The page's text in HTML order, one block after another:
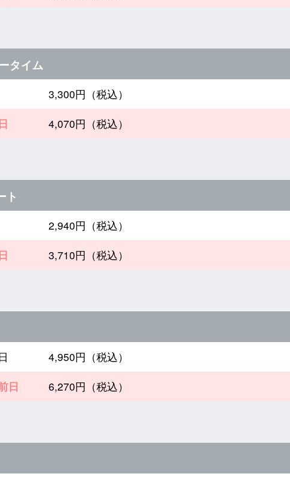
タイム
3,300円（税込）
4,070円（税込）
ト
2,940円（税込）
3,710円（税込）
4,950円（税込）
日
6,270円（税込）